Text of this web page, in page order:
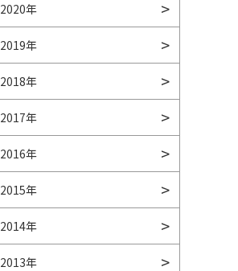
2020年
2019年
2018年
2017年
2016年
2015年
2014年
2013年